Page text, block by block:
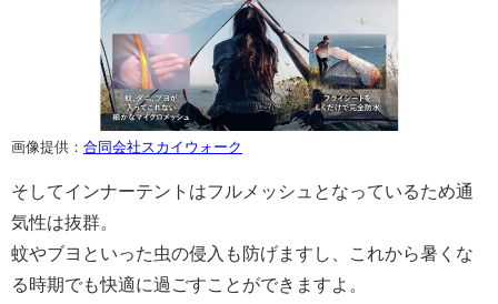
画像提供： 合同会社スカイウォーク
そしてインナーテントはフルメッシュとなっているため通
気性は抜群。
蚊やブヨといった虫の侵入も防げますし、これから暑くな
る時期でも快適に過ごすことができますよ。